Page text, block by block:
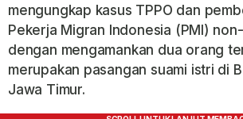
mengungkap kasus TPPO dan
Pekerja Migran Indonesia (PMI)
dengan mengamankan dua orang
merupakan pasangan suami istri di
Jawa Timur.